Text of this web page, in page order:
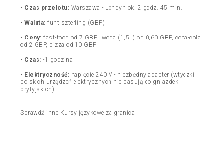
• Czas przelotu: Warszawa - Londyn ok. 2 godz. 45 min.
• Waluta: funt szterling (GBP)
• Ceny: fast-food od 7 GBP, woda (1,5 l) od 0,60 GBP, coca-cola
od 2 GBP, pizza od 10 GBP
• Czas: -1 godzina
• Elektryczność: napięcie 240 V - niezbędny adapter (wtyczki
polskich urządzeń elektrycznych nie pasują do gniazdek
brytyjskich)
Sprawdź inne Kursy językowe za granica